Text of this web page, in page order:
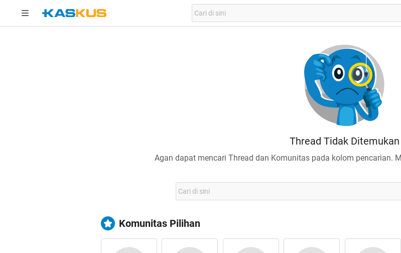
Thread Tidak Ditemukan
Agan dapat mencari Thread dan Komunitas pada kolom pencarian.
Komunitas Pilihan